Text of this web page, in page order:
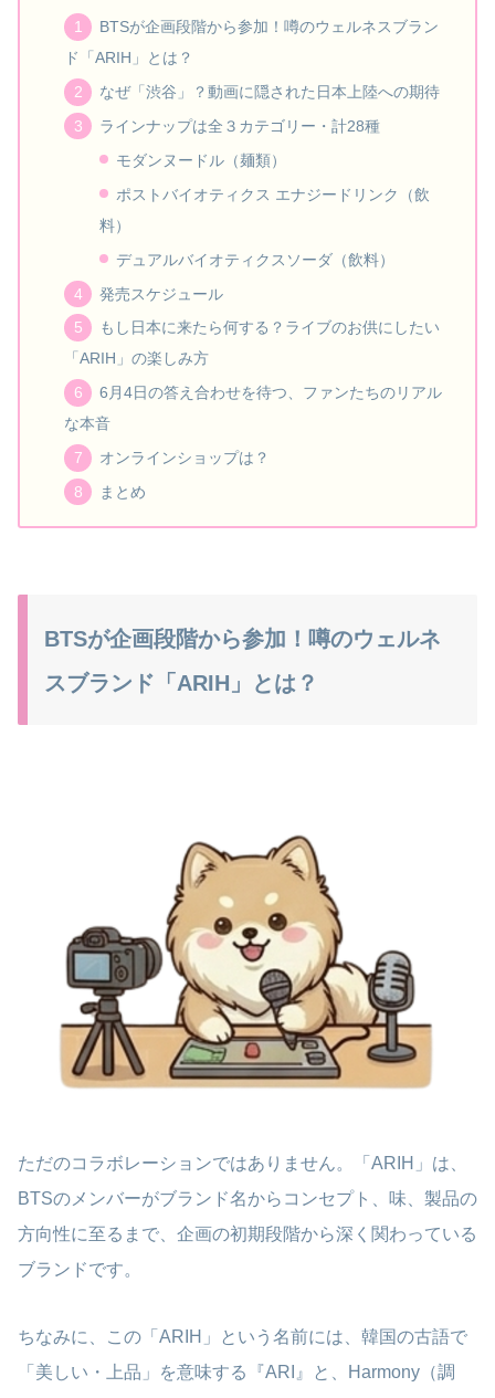
BTSが企画段階から参加！噂のウェルネスブラン
ド「ARIH」とは？
なぜ「渋谷」？動画に隠された日本上陸への期待
ラインナップは全３カテゴリー・計28種
モダンヌードル（麺類）
ポストバイオティクス エナジードリンク（飲
料）
デュアルバイオティクスソーダ（飲料）
発売スケジュール
もし日本に来たら何する？ライブのお供にしたい
「ARIH」の楽しみ方
6月4日の答え合わせを待つ、ファンたちのリアル
な本音
オンラインショップは？
まとめ
BTSが企画段階から参加！噂のウェルネ
スブランド「ARIH」とは？
ただのコラボレーションではありません。「ARIH」は、
BTSのメンバーがブランド名からコンセプト、味、製品の
方向性に至るまで、企画の初期段階から深く関わっている
ブランドです。
ちなみに、この「ARIH」という名前には、韓国の古語で
「美しい・上品」を意味する『ARI』と、Harmony（調